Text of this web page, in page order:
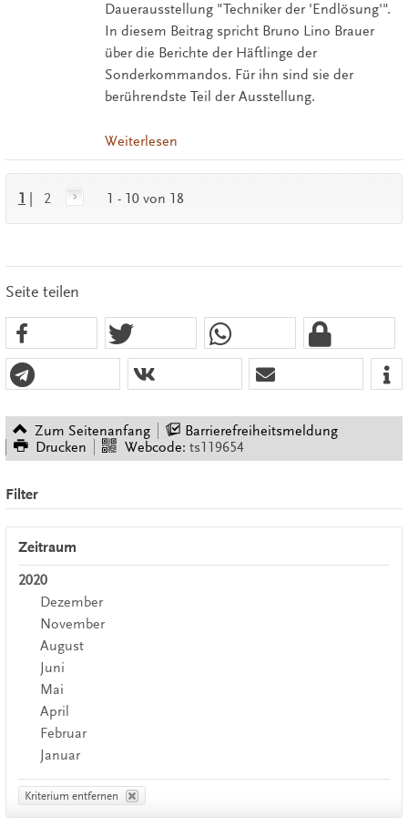
Dauerausstellung "Techniker der 'Endlösung'".
In diesem Beitrag spricht Bruno Lino Brauer
über die Berichte der Häftlinge der
Sonderkommandos. Für ihn sind sie der
berührendste Teil der Ausstellung.
Weiterlesen
1 2 1 - 10 von 18
Seite teilen
Zum Seitenanfang
Barrierefreiheitsmeldung
Drucken
Webcode: ts119654
Filter
Zeitraum
2020
Dezember
November
August
Juni
Mai
April
Februar
Januar
Kriterium entfernen